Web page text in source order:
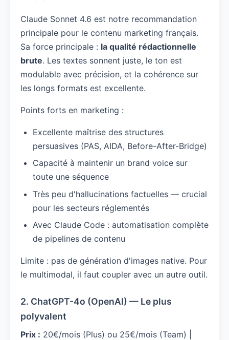
Claude Sonnet 4.6 est notre recommandation
principale pour le contenu marketing français.
Sa force principale : la qualité rédactionnelle
brute. Les textes sonnent juste, le ton est
modulable avec précision, et la cohérence sur
les longs formats est excellente.
Points forts en marketing :
Excellente maîtrise des structures
persuasives (PAS, AIDA, Before-After-Bridge)
Capacité à maintenir un brand voice sur
toute une séquence
Très peu d'hallucinations factuelles — crucial
pour les secteurs réglementés
Avec Claude Code : automatisation complète
de pipelines de contenu
Limite : pas de génération d'images native. Pour
le multimodal, il faut coupler avec un autre outil.
2. ChatGPT-4o (OpenAI) — Le plus
polyvalent
Prix : 20€/mois (Plus) ou 25€/mois (Team) |